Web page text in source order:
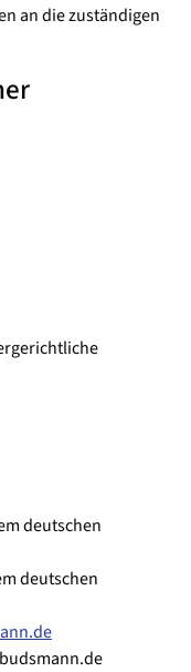
an die zuständigen
deutschen
deutschen